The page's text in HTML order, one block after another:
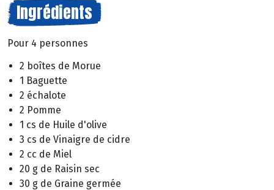
Ingrédients
Pour 4 personnes
2 boîtes de Morue
1 Baguette
2 échalote
2 Pomme
1 cs de Huile d'olive
3 cs de Vinaigre de cidre
2 cc de Miel
20 g de Raisin sec
30 g de Graine germée